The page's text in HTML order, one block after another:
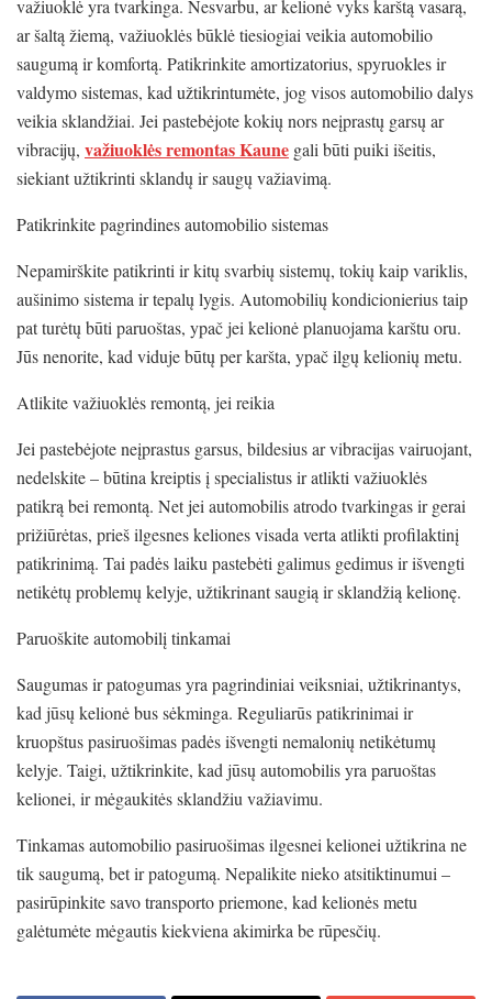
važiuoklė yra tvarkinga. Nesvarbu, ar kelionė vyks karštą vasarą,
ar šaltą žiemą, važiuoklės būklė tiesiogiai veikia automobilio
saugumą ir komfortą. Patikrinkite amortizatorius, spyruokles ir
valdymo sistemas, kad užtikrintumėte, jog visos automobilio dalys
veikia sklandžiai. Jei pastebėjote kokių nors neįprastų garsų ar
vibracijų, važiuoklės remontas Kaune gali būti puiki išeitis,
siekiant užtikrinti sklandų ir saugų važiavimą.
Patikrinkite pagrindines automobilio sistemas
Nepamirškite patikrinti ir kitų svarbių sistemų, tokių kaip variklis,
aušinimo sistema ir tepalų lygis. Automobilių kondicionierius taip
pat turėtų būti paruoštas, ypač jei kelionė planuojama karštu oru.
Jūs nenorite, kad viduje būtų per karšta, ypač ilgų kelionių metu.
Atlikite važiuoklės remontą, jei reikia
Jei pastebėjote neįprastus garsus, bildesius ar vibracijas vairuojant,
nedelskite – būtina kreiptis į specialistus ir atlikti važiuoklės
patikrą bei remontą. Net jei automobilis atrodo tvarkingas ir gerai
prižiūrėtas, prieš ilgesnes keliones visada verta atlikti profilaktinį
patikrinimą. Tai padės laiku pastebėti galimus gedimus ir išvengti
netikėtų problemų kelyje, užtikrinant saugią ir sklandžią kelionę.
Paruoškite automobilį tinkamai
Saugumas ir patogumas yra pagrindiniai veiksniai, užtikrinantys,
kad jūsų kelionė bus sėkminga. Reguliarūs patikrinimai ir
kruopštus pasiruošimas padės išvengti nemalonių netikėtumų
kelyje. Taigi, užtikrinkite, kad jūsų automobilis yra paruoštas
kelionei, ir mėgaukitės sklandžiu važiavimu.
Tinkamas automobilio pasiruošimas ilgesnei kelionei užtikrina ne
tik saugumą, bet ir patogumą. Nepalikite nieko atsitiktinumui –
pasirūpinkite savo transporto priemone, kad kelionės metu
galėtumėte mėgautis kiekviena akimirka be rūpesčių.